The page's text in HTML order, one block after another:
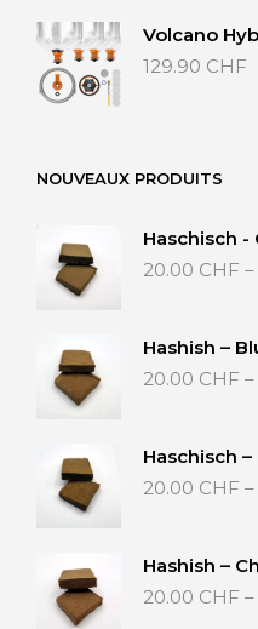
Volcano
129.90 CHF
NOUVEAUX PRODUITS
Haschisch -
20.00 CHF –
Hashish –
20.00 CHF –
Haschisch
20.00 CHF –
Hashish –
20.00 CHF –